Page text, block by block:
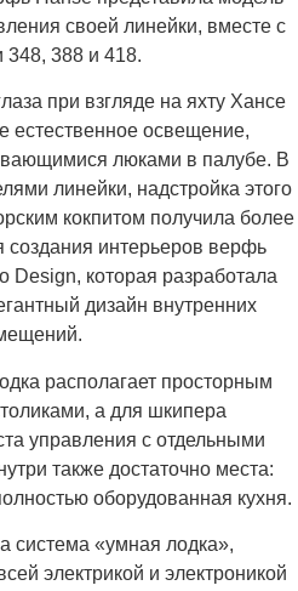
своей линейки, вместе с
348, 388 и 418.
при взгляде на яхту Хансе
естественное освещение,
люками в палубе. В
линейки, надстройка этого
кокпитом получила более
интерьеров верфь
Design, которая разработала
дизайн внутренних
располагает просторным
а для шкипера
управления с отдельными
также достаточно места:
оборудованная кухня.
система «умная лодка»,
электрикой и электроникой